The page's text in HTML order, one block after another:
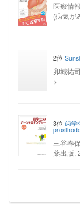
医療情
(病気が
2位
卯城祐
>
3位 歯学
三谷春
薬出版,